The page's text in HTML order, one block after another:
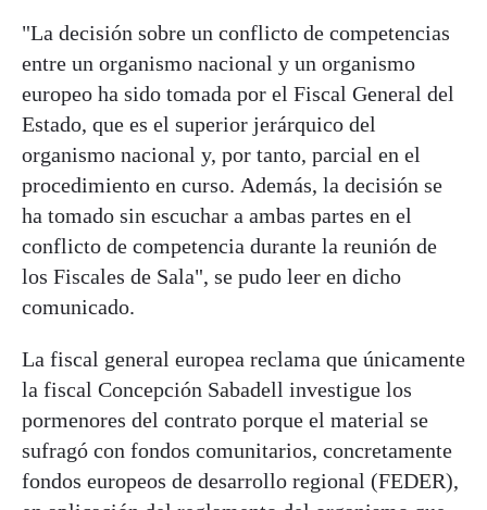
"La decisión sobre un conflicto de competencias
entre un organismo nacional y un organismo
europeo ha sido tomada por el Fiscal General del
Estado, que es el superior jerárquico del
organismo nacional y, por tanto, parcial en el
procedimiento en curso. Además, la decisión se
ha tomado sin escuchar a ambas partes en el
conflicto de competencia durante la reunión de
los Fiscales de Sala", se pudo leer en dicho
comunicado.
La fiscal general europea reclama que únicamente
la fiscal Concepción Sabadell investigue los
pormenores del contrato porque el material se
sufragó con fondos comunitarios, concretamente
fondos europeos de desarrollo regional (FEDER),